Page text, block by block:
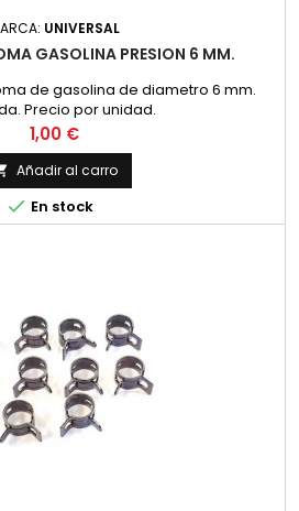
UNIVERSAL
GASOLINA PRESION 6 MM.
de gasolina de diametro 6 mm.
Precio por unidad.
Precio
1,00 €
Añadir al carro
 En stock